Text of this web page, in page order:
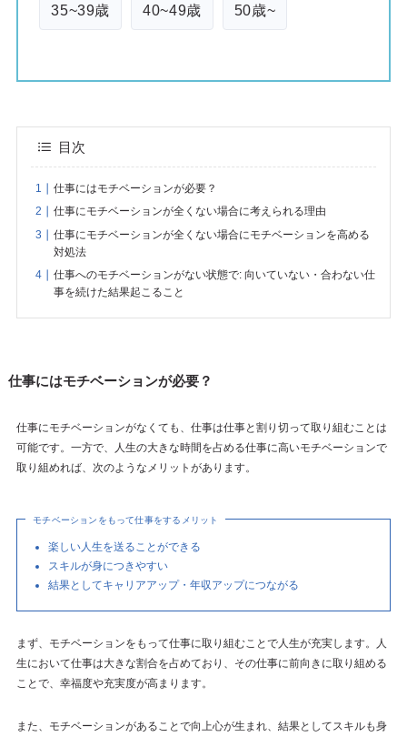
35~39歳 40~49歳 50歳~
目次
仕事にはモチベーションが必要？
仕事にモチベーションが全くない場合に考えられる理由
仕事にモチベーションが全くない場合にモチベーションを高める
対処法
仕事へのモチベーションがない状態で: 向いていない・合わない仕
事を続けた結果起こること
仕事にはモチベーションが必要？
仕事にモチベーションがなくても、仕事は仕事と割り切って取り組むことは
可能です。一方で、人生の大きな時間を占める仕事に高いモチベーションで
取り組めれば、次のようなメリットがあります。
モチベーションをもって仕事をするメリット
楽しい人生を送ることができる
スキルが身につきやすい
結果としてキャリアアップ・年収アップにつながる
まず、モチベーションをもって仕事に取り組むことで人生が充実します。人
生において仕事は大きな割合を占めており、その仕事に前向きに取り組める
ことで、幸福度や充実度が高まります。
また、モチベーションがあることで向上心が生まれ、結果としてスキルも身